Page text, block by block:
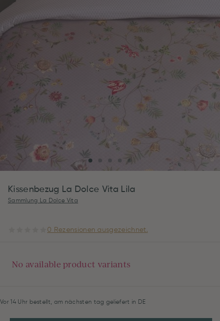
Kissenbezug La Dolce Vita Lila
Sammlung La Dolce Vita
0 Rezensionen ausgezeichnet.
No available product variants
Vor 14 Uhr bestellt, am nächsten tag geliefert in DE